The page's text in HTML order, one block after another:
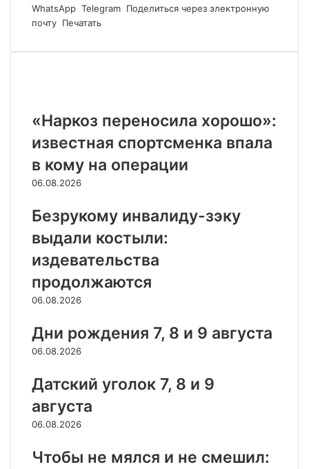
WhatsApp Telegram Поделиться через электронную
почту Печатать
«Наркоз переносила хорошо»:
известная спортсменка впала
в кому на операции
06.08.2026
Безрукому инвалиду-зэку
выдали костыли:
издевательства
продолжаются
06.08.2026
Дни рождения 7, 8 и 9 августа
06.08.2026
Датский уголок 7, 8 и 9
августа
06.08.2026
Чтобы не мялся и не смешил: